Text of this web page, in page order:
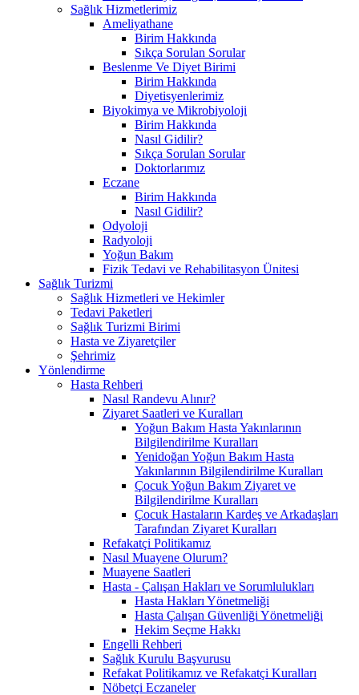
Sağlık Hizmetlerimiz
Ameliyathane
Birim Hakkında
Sıkça Sorulan Sorular
Beslenme Ve Diyet Birimi
Birim Hakkında
Diyetisyenlerimiz
Biyokimya ve Mikrobiyoloji
Birim Hakkında
Nasıl Gidilir?
Sıkça Sorulan Sorular
Doktorlarımız
Eczane
Birim Hakkında
Nasıl Gidilir?
Odyoloji
Radyoloji
Yoğun Bakım
Fizik Tedavi ve Rehabilitasyon Ünitesi
Sağlık Turizmi
Sağlık Hizmetleri ve Hekimler
Tedavi Paketleri
Sağlık Turizmi Birimi
Hasta ve Ziyaretçiler
Şehrimiz
Yönlendirme
Hasta Rehberi
Nasıl Randevu Alınır?
Ziyaret Saatleri ve Kuralları
Yoğun Bakım Hasta Yakınlarının
Bilgilendirilme Kuralları
Yenidoğan Yoğun Bakım Hasta
Yakınlarının Bilgilendirilme Kuralları
Çocuk Yoğun Bakım Ziyaret ve
Bilgilendirilme Kuralları
Çocuk Hastaların Kardeş ve Arkadaşları
Tarafından Ziyaret Kuralları
Refakatçi Politikamız
Nasıl Muayene Olurum?
Muayene Saatleri
Hasta - Çalışan Hakları ve Sorumlulukları
Hasta Hakları Yönetmeliği
Hasta Çalışan Güvenliği Yönetmeliği
Hekim Seçme Hakkı
Engelli Rehberi
Sağlık Kurulu Başvurusu
Refakat Politikamız ve Refakatçi Kuralları
Nöbetçi Eczaneler